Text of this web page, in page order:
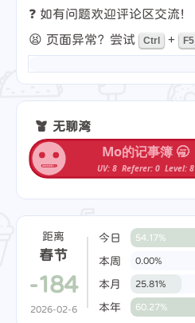
❓ 如有问题欢迎评论区交流！
😫 页面异常？尝试
Ctrl + F5
无聊湾
距离
春节
-184
2026-02-6
今日 54.17%
本周 0.00%
本月 25.81%
本年 60.27%